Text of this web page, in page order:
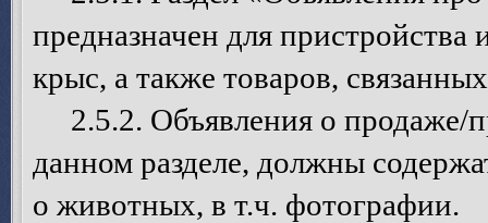
предназначен для
крыс, а также товаров,
2.5.2. Объявления о продаже/
данном разделе, должны
о животных, в т.ч. фотографии.